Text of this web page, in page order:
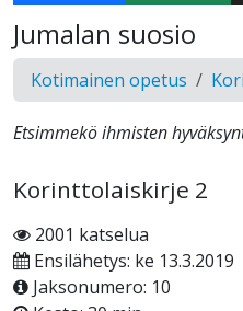
Jumalan suosio
Kotimainen opetus
Etsimmekö ihmisten
Korinttolaiskirje 2
2001 katselua
Ensilähetys: ke 13.3.2019
Jaksonumero: 10